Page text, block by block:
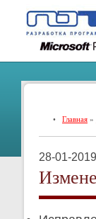
• Главная »
28-01-